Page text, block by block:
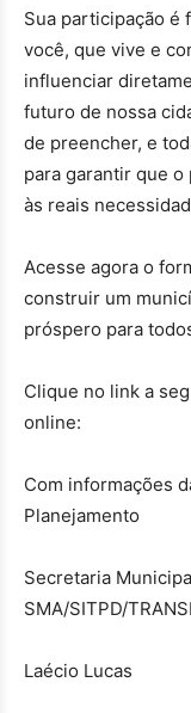
Sua participação é
você, que vive e
influenciar
futuro de nossa
de preencher, e
para garantir que
às reais
Acesse agora o
construir um
próspero para
Clique no link a
online:
Com informações
Planejamento
Secretaria
SMA/SITPD/
Laécio Lucas